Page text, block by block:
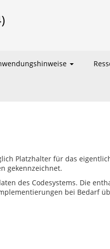
Platzhalter für das
gekennzeichnet.
des Codesystems. Die
bei Bedarf